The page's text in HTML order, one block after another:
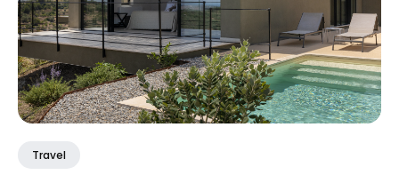
Travel